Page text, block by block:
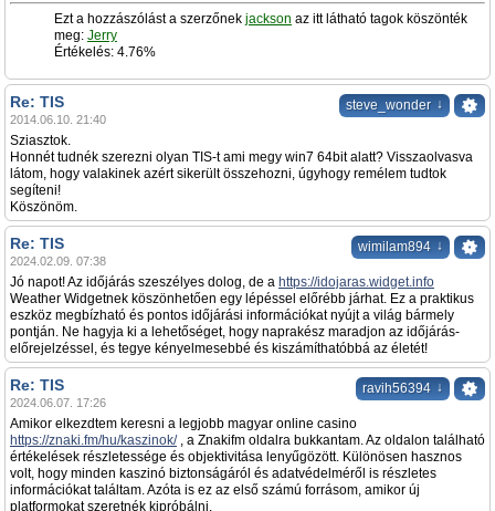
Ezt a hozzászólást a szerzőnek jackson az itt látható tagok köszönték
meg: Jerry
Értékelés: 4.76%
steve_wonder ↓
Re: TIS
2014.06.10. 21:40
Sziasztok.
Honnét tudnék szerezni olyan TIS-t ami megy win7 64bit alatt? Visszaolvasva
látom, hogy valakinek azért sikerült összehozni, úgyhogy remélem tudtok
segíteni!
Köszönöm.
wimilam894 ↓
Re: TIS
2024.02.09. 07:38
Jó napot! Az időjárás szeszélyes dolog, de a https://idojaras.widget.info
Weather Widgetnek köszönhetően egy lépéssel előrébb járhat. Ez a praktikus
eszköz megbízható és pontos időjárási információkat nyújt a világ bármely
pontján. Ne hagyja ki a lehetőséget, hogy naprakész maradjon az időjárás-
előrejelzéssel, és tegye kényelmesebbé és kiszámíthatóbbá az életét!
ravih56394 ↓
Re: TIS
2024.06.07. 17:26
Amikor elkezdtem keresni a legjobb magyar online casino
https://znaki.fm/hu/kaszinok/, a Znakifm oldalra bukkantam. Az oldalon található
értékelések részletessége és objektivitása lenyűgözött. Különösen hasznos
volt, hogy minden kaszinó biztonságáról és adatvédelméről is részletes
információkat találtam. Azóta is ez az első számú forrásom, amikor új
platformokat szeretnék kipróbálni.